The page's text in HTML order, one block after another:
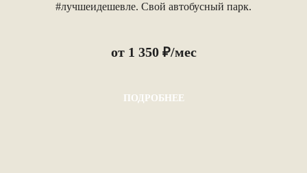
#лучшеидешевле. Свой автобусный парк.
от 1 350 ₽/мес
ПОДРОБНЕЕ